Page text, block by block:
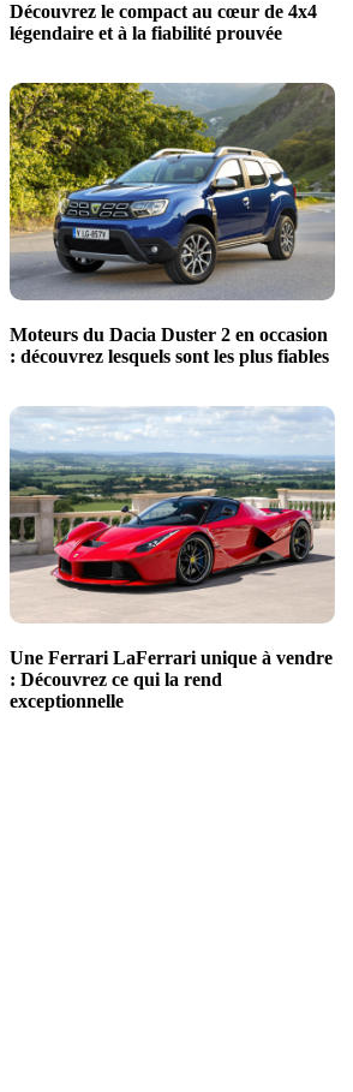
Découvrez le compact au cœur de 4x4
légendaire et à la fiabilité prouvée
Moteurs du Dacia Duster 2 en occasion
: découvrez lesquels sont les plus fiables
Une Ferrari LaFerrari unique à vendre
: Découvrez ce qui la rend
exceptionnelle